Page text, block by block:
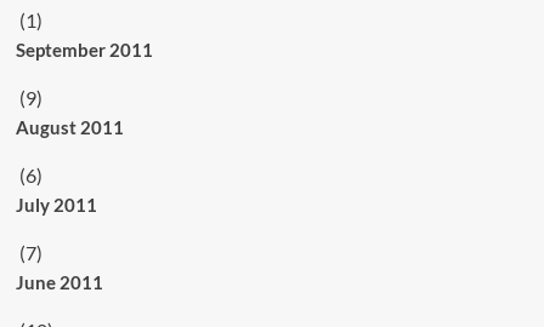
(1)
September 2011
(9)
August 2011
(6)
July 2011
(7)
June 2011